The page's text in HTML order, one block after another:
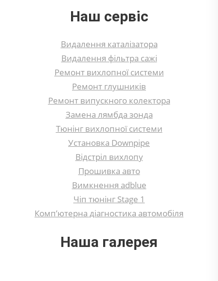
Наш сервіс
Видалення каталізатора
Видалення фільтра сажі
Ремонт вихлопної системи
Ремонт глушників
Ремонт випускного колектора
Замена лямбда зонда
Тюнінг вихлопної системи
Установка Downpipe
Відстріл вихлопу
Прошивка авто
Вимкнення adblue
Чіп тюнінг Stage 1
Комп’ютерна діагностика автомобіля
Наша галерея